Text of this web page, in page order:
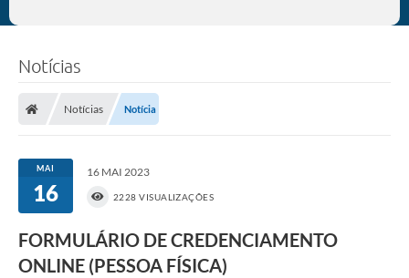
Notícias
Notícias Notícia
MAI
16
16 MAI 2023
2228 VISUALIZAÇÕES
FORMULÁRIO DE CREDENCIAMENTO
ONLINE (PESSOA FÍSICA)